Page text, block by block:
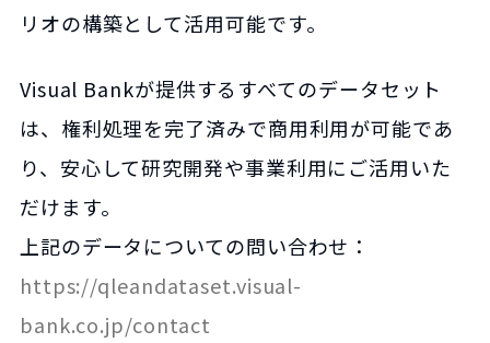
リオの構築として活用可能です。
Visual Bankが提供するすべてのデータセット
は、権利処理を完了済みで商用利用が可能であ
り、安心して研究開発や事業利用にご活用いた
だけます。
上記のデータについての問い合わせ：
https://qleandataset.visual-
bank.co.jp/contact